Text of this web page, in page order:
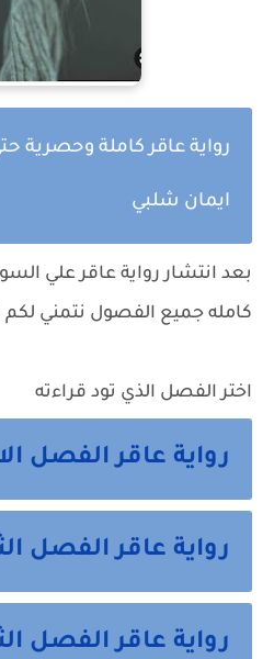
رواية عاقر كاملة وحصرية
ايمان شلبي
بعد انتشار رواية عاقرعلي
كامله جميع الفصول نتمني
اختر الفصل الذي تود قراءته
رواية عاقر الفصل الاول 1
رواية عاقر الفصل الثاني 2